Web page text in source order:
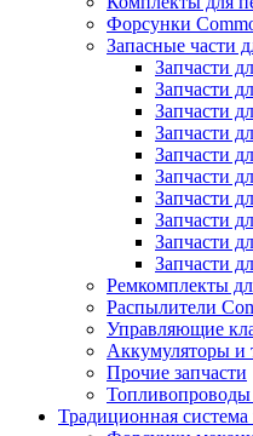
Форсунки
Запасные части
Запчасти
Запчасти
Запчасти
Запчасти
Запчасти
Запчасти
Запчасти
Запчасти
Запчасти
Запчасти
Ремкомплекты
Распылители
Управляющие
Аккумуляторы и
Прочие запчасти
Топливопроводы
Традиционная